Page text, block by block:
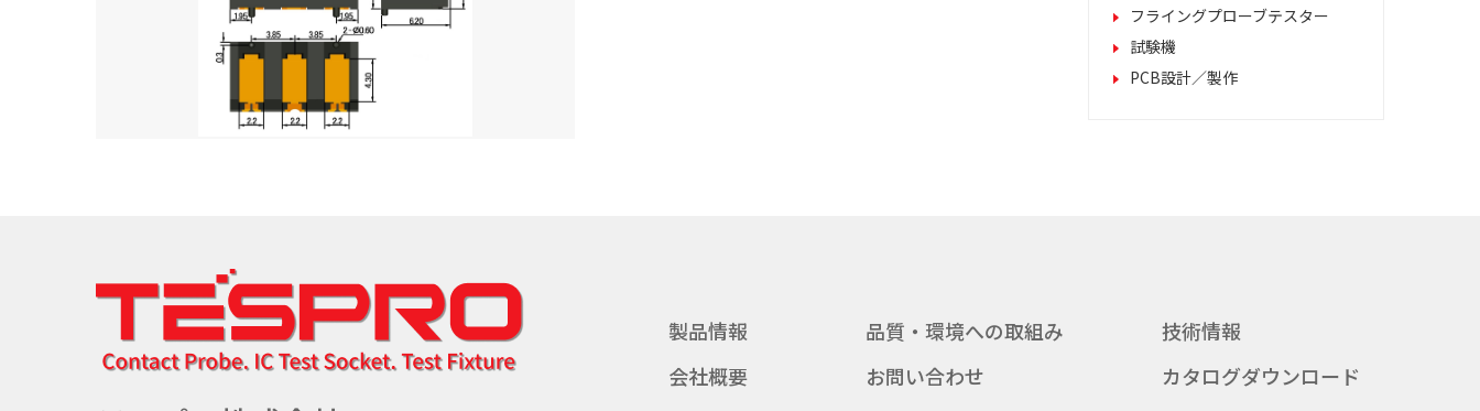
フライングプローブテスター
試験機
PCB設計／製作
製品情報 品質・環境への取組み
技術情報
会社概要
お問い合わせ カタログダウンロード